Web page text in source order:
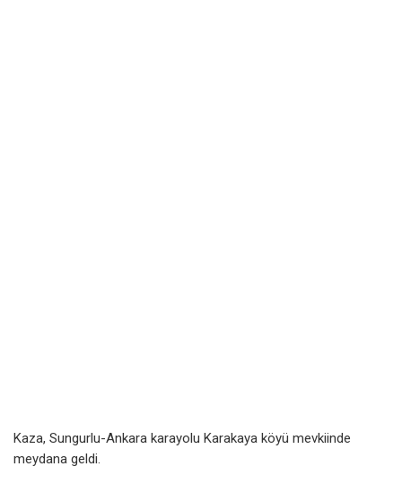
Kaza, Sungurlu-Ankara karayolu Karakaya köyü mevkiinde
meydana geldi.